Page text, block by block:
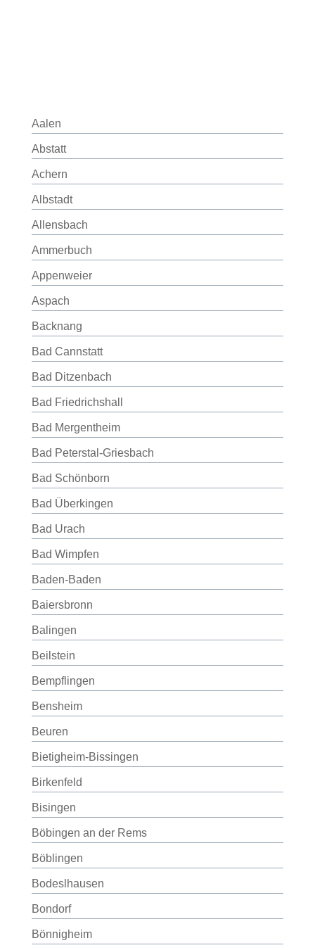
Aalen
Abstatt
Achern
Albstadt
Allensbach
Ammerbuch
Appenweier
Aspach
Backnang
Bad Cannstatt
Bad Ditzenbach
Bad Friedrichshall
Bad Mergentheim
Bad Peterstal-Griesbach
Bad Schönborn
Bad Überkingen
Bad Urach
Bad Wimpfen
Baden-Baden
Baiersbronn
Balingen
Beilstein
Bempflingen
Bensheim
Beuren
Bietigheim-Bissingen
Birkenfeld
Bisingen
Böbingen an der Rems
Böblingen
Bodeslhausen
Bondorf
Bönnigheim